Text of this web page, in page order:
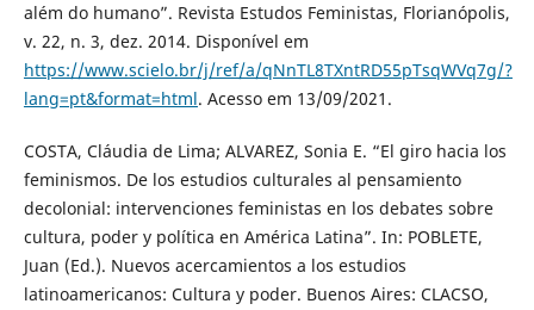
além do humano”. Revista Estudos Feministas, Florianópolis,
v. 22, n. 3, dez. 2014. Disponível em
https://www.scielo.br/j/ref/a/qNnTL8TXntRD55pTsqWVq7g/?
lang=pt&format=html. Acesso em 13/09/2021.
COSTA, Cláudia de Lima; ALVAREZ, Sonia E. “El giro hacia los
feminismos. De los estudios culturales al pensamiento
decolonial: intervenciones feministas en los debates sobre
cultura, poder y política en América Latina”. In: POBLETE,
Juan (Ed.). Nuevos acercamientos a los estudios
latinoamericanos: Cultura y poder. Buenos Aires: CLACSO,